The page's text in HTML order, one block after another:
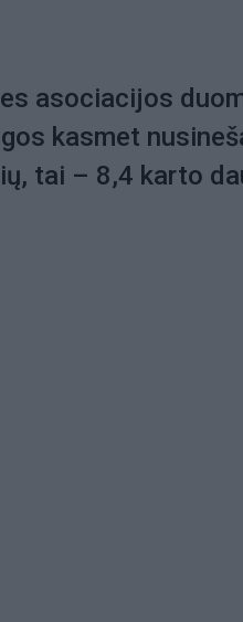
asociacijos
kasmet
tai – 8,4 karto